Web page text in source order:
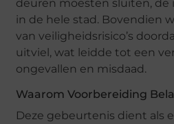
deuren moesten sluiten, de
in de hele stad. Bovendien
van veiligheidsrisico’s
uitviel, wat leidde tot een
ongevallen en misdaad.
Waarom Voorbereiding
Deze gebeurtenis dient als